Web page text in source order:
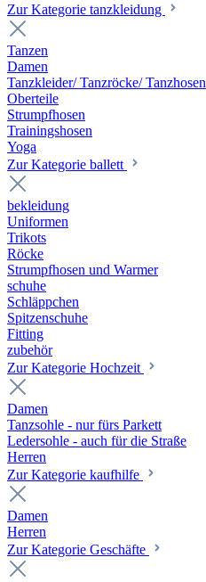
Zur Kategorie tanzkleidung
Tanzen
Damen
Tanzkleider/ Tanzröcke/ Tanzhosen
Oberteile
Strumpfhosen
Trainingshosen
Yoga
Zur Kategorie ballett
bekleidung
Uniformen
Trikots
Röcke
Strumpfhosen und Warmer
schuhe
Schläppchen
Spitzenschuhe
Fitting
zubehör
Zur Kategorie Hochzeit
Damen
Tanzsohle - nur fürs Parkett
Ledersohle - auch für die Straße
Herren
Zur Kategorie kaufhilfe
Damen
Herren
Zur Kategorie Geschäfte